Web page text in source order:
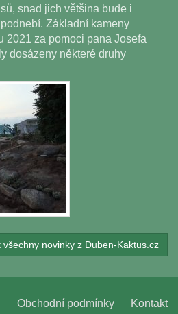
snad jich většina bude i
Základní kameny
2021 za pomoci pana Josefa
dosázeny některé druhy
všechny novinky z Duben-Kaktus.cz
Obchodní podmínky Kontakt